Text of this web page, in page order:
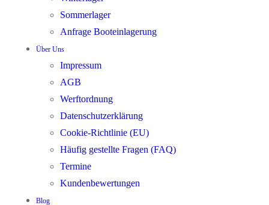
Sommerlager
Anfrage Booteinlagerung
Über Uns
Impressum
AGB
Werftordnung
Datenschutzerklärung
Cookie-Richtlinie (EU)
Häufig gestellte Fragen (FAQ)
Termine
Kundenbewertungen
Blog